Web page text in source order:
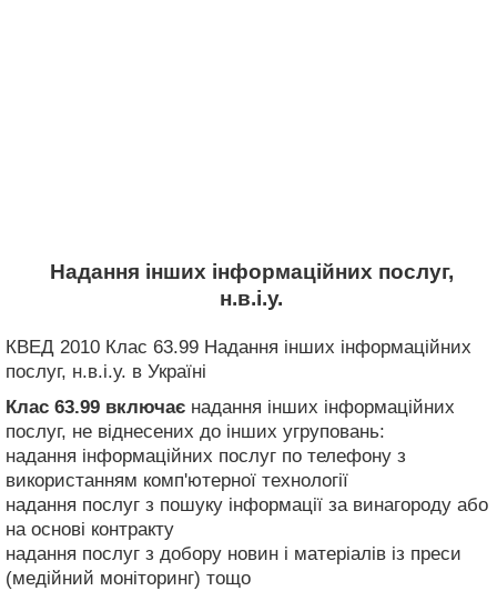
Надання інших інформаційних послуг,
н.в.і.у.
КВЕД 2010 Клас 63.99 Надання інших інформаційних
послуг, н.в.і.у. в Україні
Клас 63.99 включає надання інших інформаційних
послуг, не віднесених до інших угруповань:
надання інформаційних послуг по телефону з
використанням комп'ютерної технології
надання послуг з пошуку інформації за винагороду або
на основі контракту
надання послуг з добору новин і матеріалів із преси
(медійний моніторинг) тощо